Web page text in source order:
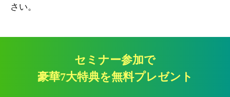
さい。
セミナー参加で
豪華7大特典を無料プレゼント